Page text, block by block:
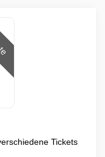
Tickets